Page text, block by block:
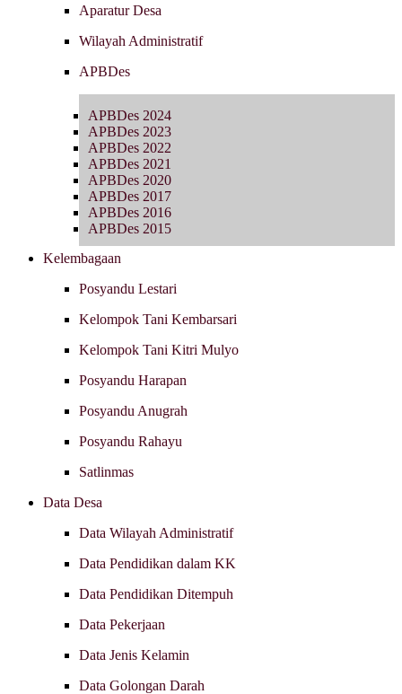
Aparatur Desa
Wilayah Administratif
APBDes
APBDes 2024
APBDes 2023
APBDes 2022
APBDes 2021
APBDes 2020
APBDes 2017
APBDes 2016
APBDes 2015
Kelembagaan
Posyandu Lestari
Kelompok Tani Kembarsari
Kelompok Tani Kitri Mulyo
Posyandu Harapan
Posyandu Anugrah
Posyandu Rahayu
Satlinmas
Data Desa
Data Wilayah Administratif
Data Pendidikan dalam KK
Data Pendidikan Ditempuh
Data Pekerjaan
Data Jenis Kelamin
Data Golongan Darah